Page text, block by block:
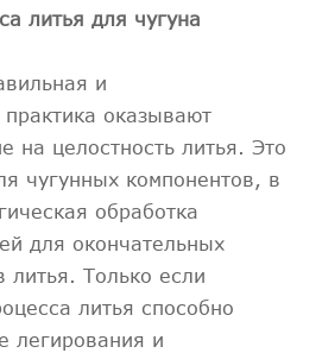
литья для чугуна
и
практика оказывают
на целостность литья. Это
чугунных компонентов, в
обработка
для окончательных
литья. Только если
литья способно
легирования и